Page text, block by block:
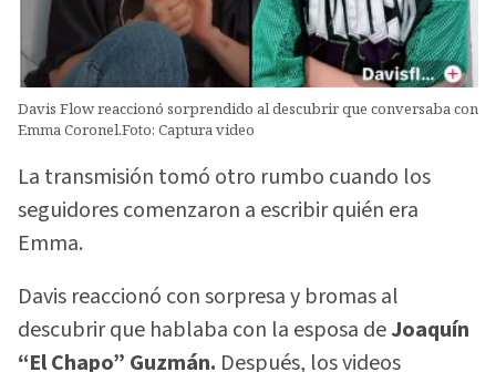
Davis Flow reaccionó sorprendido al descubrir que conversaba con
Emma Coronel.Foto: Captura video
La transmisión tomó otro rumbo cuando los
seguidores comenzaron a escribir quién era
Emma.
Davis reaccionó con sorpresa y bromas al
descubrir que hablaba con la esposa deJoaquín
“El Chapo” Guzmán. Después, los videos